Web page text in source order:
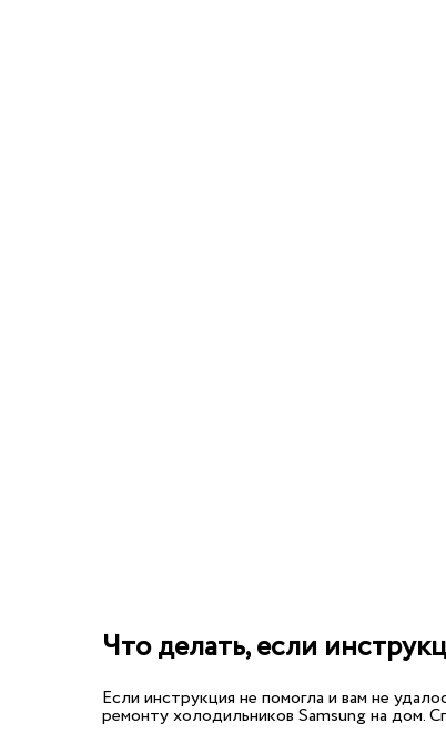
Что делать, если
Если инструкция не помогла и вам не
ремонту холодильников Samsung на дом.